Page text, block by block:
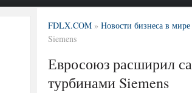
FDLX.COM » Новости бизнеса в мире
Siemens
Евросоюз расширил
турбинами Siemens